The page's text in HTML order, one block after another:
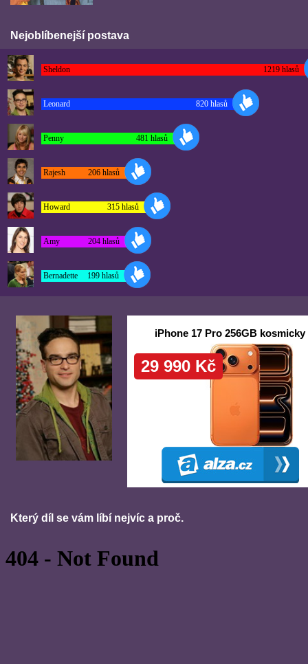
Nejoblíbenejší postava
Který díl se vám líbí nejvíc a proč.